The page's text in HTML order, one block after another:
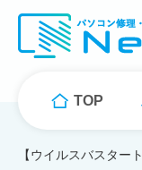
TOP
【ウイルスバスター